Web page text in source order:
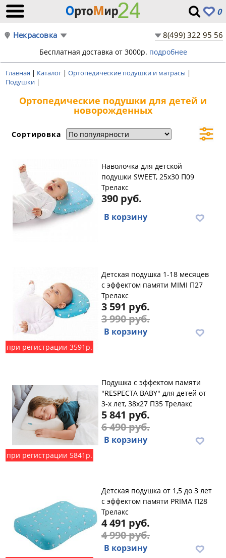
0
Некрасовка 8(499) 322 95 56
Бесплатная доставка от 3000р. подробнее
Главная | Каталог | Ортопедические подушки и матрасы |
Подушки |
Ортопедические подушки для детей и
новорожденных
Сортировка
Наволочка для детской
подушки SWEET, 25х30 П09
Трелакс
390 руб.
В корзину
при регистрации 3591р.
Детская подушка 1-18 месяцев
с эффектом памяти MIMI П27
Трелакс
3 591 руб.
3 990 руб.
В корзину
при регистрации 5841р.
Подушка с эффектом памяти
"RESPECTA BABY" для детей от
3-х лет, 38х27 П35 Трелакс
5 841 руб.
6 490 руб.
В корзину
Детская подушка от 1,5 до 3 лет
с эффектом памяти PRIMA П28
Трелакс
4 491 руб.
4 990 руб.
В корзину